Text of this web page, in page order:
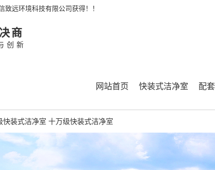
远环境科技有限公司获得！！
商
创新
网站首页 快装式洁净室 配
快装式洁净室 十万级快装式洁净室